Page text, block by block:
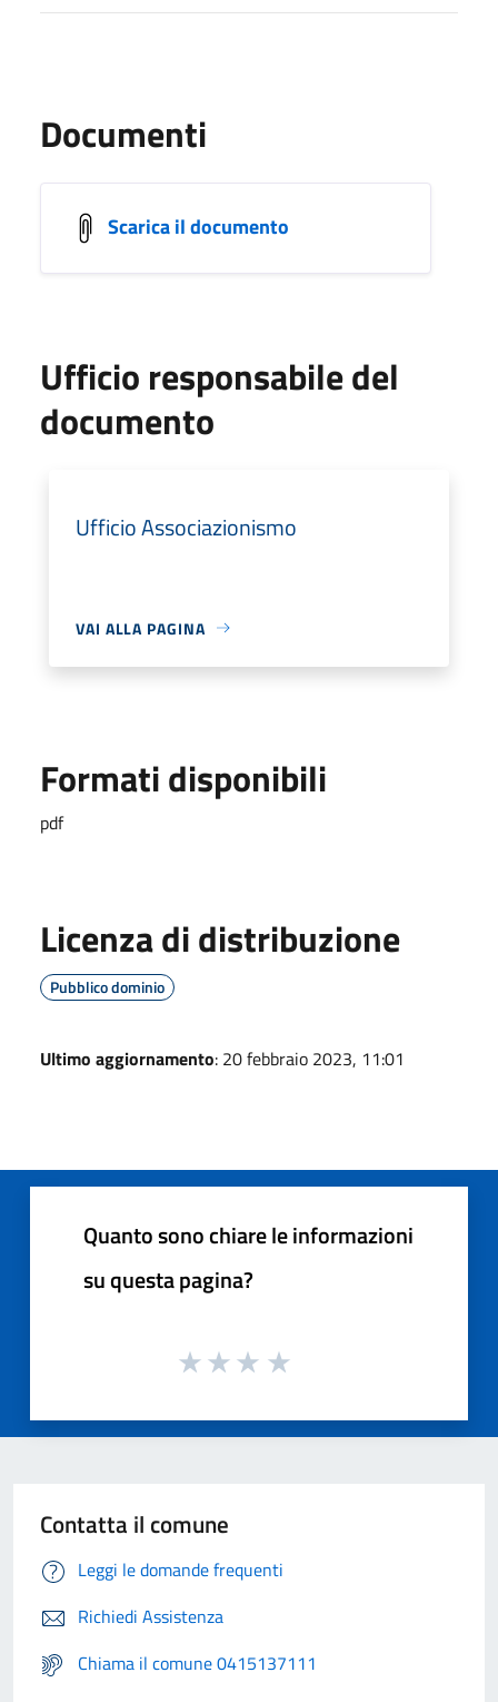
Documenti
Scarica il documento
Ufficio responsabile del
documento
Ufficio Associazionismo
VAI ALLA PAGINA
Formati disponibili
pdf
Licenza di distribuzione
Pubblico dominio
Ultimo aggiornamento: 20 febbraio 2023, 11:01
Quanto sono chiare le informazioni
su questa pagina?
Contatta il comune
Leggi le domande frequenti
Richiedi Assistenza
Chiama il comune 0415137111